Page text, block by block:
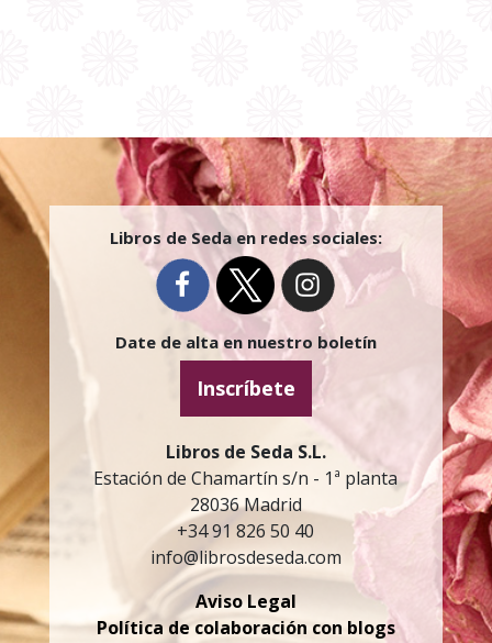
Libros de Seda en redes sociales:
Date de alta en nuestro boletín
Inscríbete
Libros de Seda S.L.
Estación de Chamartín s/n - 1ª planta
28036 Madrid
+34 91 826 50 40
info@librosdeseda.com
Aviso Legal
Política de colaboración con blogs